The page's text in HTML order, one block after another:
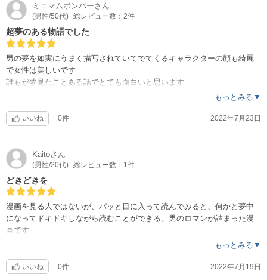
ミニマムボンバーさん
(男性/50代) 総レビュー数：2件
超夢のある物語でした
男の夢を如実にうまく描写されていてでてくるキャラクターの顔も綺麗
で女性は美しいです
誰もが夢見たことある話でとても面白いと思います
もっとみる▼
いいね 0件 2022年7月23日
Kaitoさん
(男性/20代) 総レビュー数：1件
どきどきを
漫画を見る人ではないが、パッと目に入って読んでみると、何かと夢中
になってドキドキしながら読むことができる。男のロマンが詰まった漫
画です
もっとみる▼
いいね 0件 2022年7月19日